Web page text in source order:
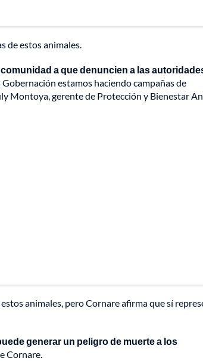
de estos animales.
a que denuncien a las
Gobernación estamos haciendo campañas de
Montoya, gerente de Protección y Bienestar
animales, pero Cornare afirma que sí
generar un peligro de muerte a los
Cornare.